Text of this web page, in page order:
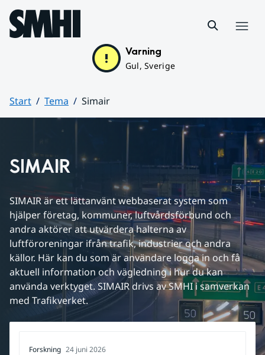
Hoppa till sidans innehåll
Varning
Gul, Sverige
Start Tema
Simair
SIMAIR
SIMAIR är ett lättanvänt webbaserat system som
hjälper företag, kommuner, luftvårdsförbund och
andra aktörer att utvärdera halterna av
luftföroreningar ifrån trafik, industrier och andra
källor. Här kan du som är användare logga in och få
aktuell information och vägledning i hur du kan
använda verktyget. SIMAIR drivs av SMHI i samverkan
med Trafikverket.
Forskning 24 juni 2026